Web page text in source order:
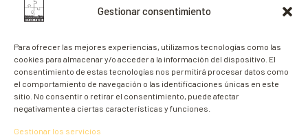
Gestionar consentimiento
Para ofrecer las mejores experiencias, utilizamos tecnologías como las
cookies para almacenar y/o acceder a la información del dispositivo. El
consentimiento de estas tecnologías nos permitirá procesar datos como
el comportamiento de navegación o las identificaciones únicas en este
sitio. No consentir o retirar el consentimiento, puede afectar
negativamente a ciertas características y funciones.
Gestionar los servicios
DIRECCIÓN
35620 - Gran Tarajal,
Fuerteventura